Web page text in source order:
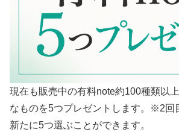
現在も販売中の有料note約100種類以
なものを5つプレゼントします。※2回
新たに5つ選ぶことができます。